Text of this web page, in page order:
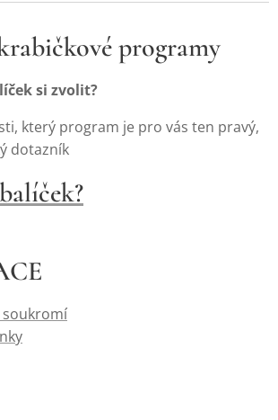
programy
si zvolit?
který program je pro vás ten pravý,
dotazník
soukromí